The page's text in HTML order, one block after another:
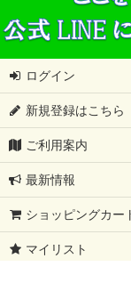
ログイン
新規登録はこちら
ご利用案内
最新情報
ショッピングカー
マイリスト